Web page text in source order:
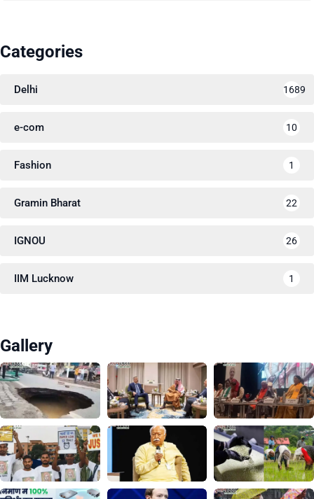
Categories
Delhi 1689
e-com 10
Fashion 1
Gramin Bharat 22
IGNOU 26
IIM Lucknow 1
Gallery